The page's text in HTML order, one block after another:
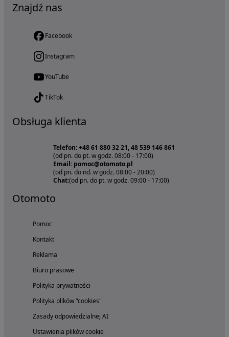
Znajdź nas
Facebook
Instagram
YouTube
TikTok
Obsługa klienta
Telefon: +48 61 880 32 21, 48 539 146 861
(od pn. do pt. w godz. 08:00 - 17:00)
Email: pomoc@otomoto.pl
(od pn. do nd. w godz. 08:00 - 20:00)
Chat:(od pn. do pt. w godz. 09:00 - 17:00)
Otomoto
Pomoc
Kontakt
Reklama
Biuro prasowe
Polityka prywatności
Polityka plików "cookies"
Zasady odpowiedzialnej AI
Ustawienia plików cookie